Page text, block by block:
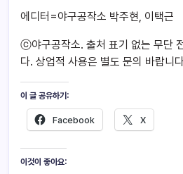
에디터=야구공작소 박주현, 이택근
ⓒ야구공작소. 출처 표기 없는 무단
다. 상업적 사용은 별도 문의 바랍니
이 글 공유하기:
Facebook X
이것이 좋아요: